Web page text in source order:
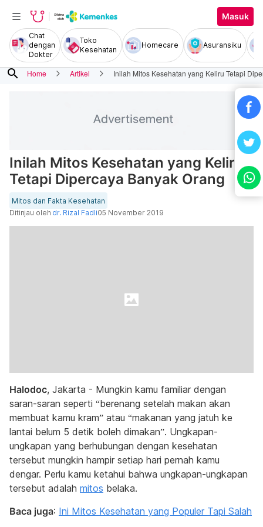
Masuk
Chat
dengan
Dokter
Toko
Kesehatan
Homecare Asuransiku
search Home Artikel Inilah Mitos Kesehatan yang Keliru Tetapi
Inilah Mitos Kesehatan yang Keliru
Tetapi Dipercaya Banyak Orang
Mitos dan Fakta Kesehatan
Ditinjau oleh dr. Rizal Fadli05 November 2019
Halodoc, Jakarta - Mungkin kamu familiar dengan
saran-saran seperti “berenang setelah makan akan
membuat kamu kram” atau “makanan yang jatuh ke
lantai belum 5 detik boleh dimakan”. Ungkapan-
ungkapan yang berhubungan dengan kesehatan
tersebut mungkin hampir setiap hari pernah kamu
dengar. Perlu kamu ketahui bahwa ungkapan-ungkapan
tersebut adalah mitos belaka.
Baca juga: Ini Mitos Kesehatan yang Populer Tapi Salah